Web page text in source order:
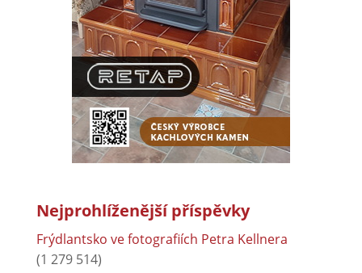
Nejprohlíženější příspěvky
Frýdlantsko ve fotografiích Petra Kellnera
(1 279 514)